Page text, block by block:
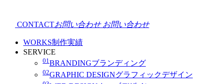
CONTACTお問い合わせ お問い合わせ
WORKS制作実績
SERVICE
01 BRANDINGブランディング
02GRAPHIC DESIGNグラフィックデザイン